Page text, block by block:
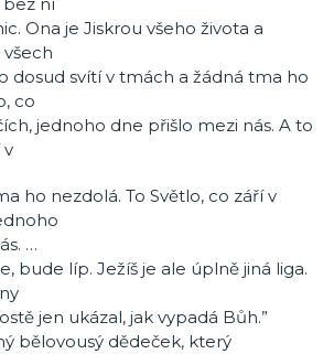
Ona je Jiskrou všeho života a
dosud svítí v tmách a žádná tma ho
co
jednoho dne přišlo mezi nás. A to
v
ho nezdolá. To Světlo, co září v
…
bude líp. Ježíš je ale úplně jiná liga.
jen ukázal, jak vypadá Bůh.”
bělovousý dědeček, který